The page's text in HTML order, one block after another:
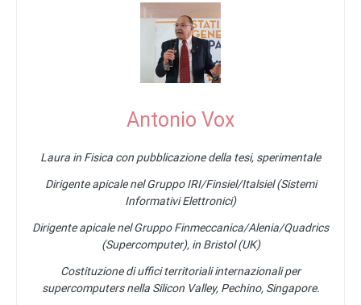
Antonio Vox
Laura in Fisica con pubblicazione della tesi, sperimentale
Dirigente apicale nel Gruppo IRI/Finsiel/Italsiel (Sistemi
Informativi Elettronici)
Dirigente apicale nel Gruppo Finmeccanica/Alenia/Quadrics
(Supercomputer), in Bristol (UK)
Costituzione di uffici territoriali internazionali per
supercomputers nella Silicon Valley, Pechino, Singapore.